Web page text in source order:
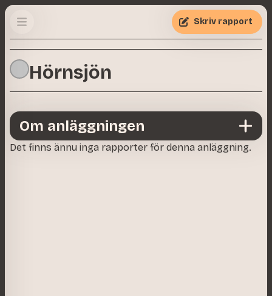
Hörnsjön
Skriv rapport
Det finns ännu inga rapporter för denna anläggning.
Om anläggningen